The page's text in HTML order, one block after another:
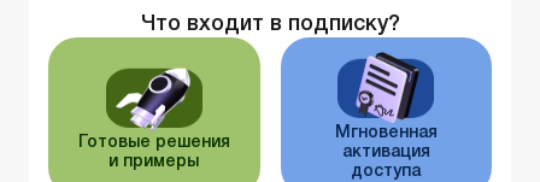
Что входит в подписку?
Готовые решения
и примеры
Мгновенная
активация
доступа